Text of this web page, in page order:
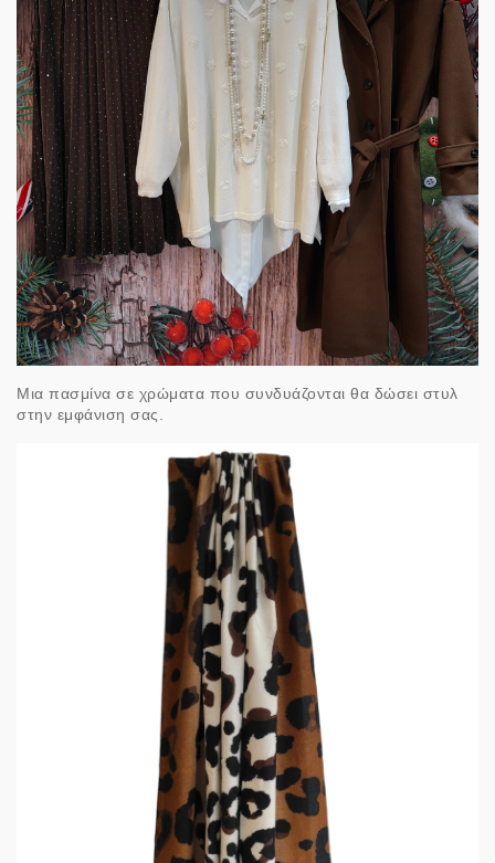
Μια πασμίνα σε χρώματα που συνδυάζονται θα δώσει στυλ
στην εμφάνιση σας.